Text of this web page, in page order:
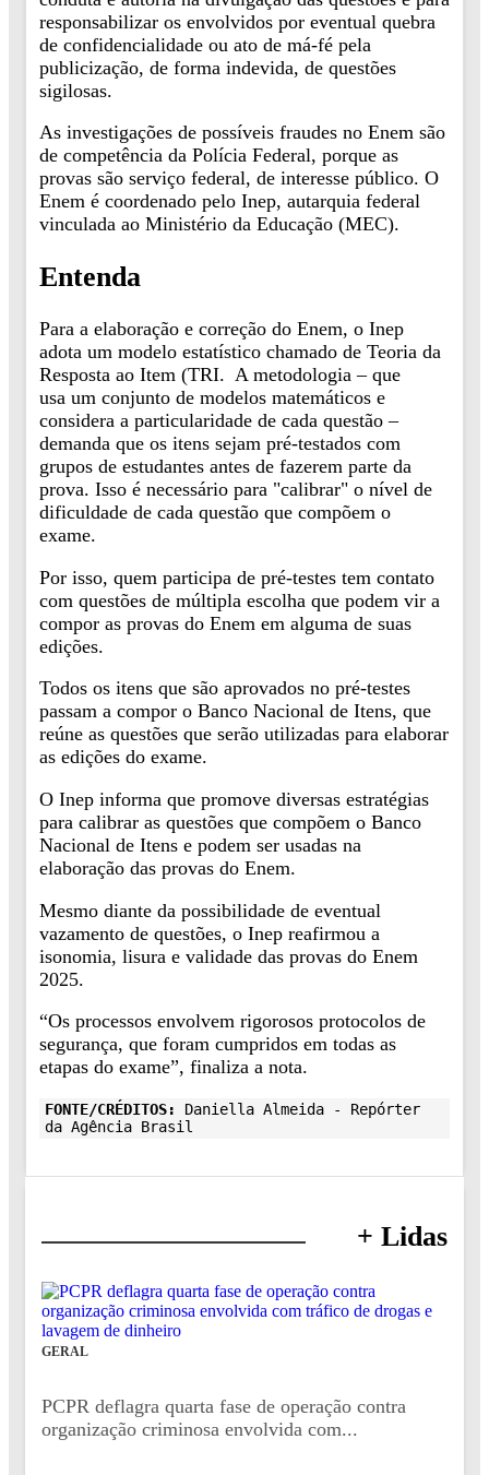
responsabilizar os envolvidos por eventual quebra
de confidencialidade ou ato de má-fé pela
publicização, de forma indevida, de questões
sigilosas.
As investigações de possíveis fraudes no Enem são
de competência da Polícia Federal, porque as
provas são serviço federal, de interesse público. O
Enem é coordenado pelo Inep, autarquia federal
vinculada ao Ministério da Educação (MEC).
Entenda
Para a elaboração e correção do Enem, o Inep
adota um modelo estatístico chamado de Teoria da
Resposta ao Item (TRI. A metodologia – que
usa um conjunto de modelos matemáticos e
considera a particularidade de cada questão –
demanda que os itens sejam pré-testados com
grupos de estudantes antes de fazerem parte da
prova. Isso é necessário para "calibrar" o nível de
dificuldade de cada questão que compõem o
exame.
Por isso, quem participa de pré-testes tem contato
com questões de múltipla escolha que podem vir a
compor as provas do Enem em alguma de suas
edições.
Todos os itens que são aprovados no pré-testes
passam a compor o Banco Nacional de Itens, que
reúne as questões que serão utilizadas para elaborar
as edições do exame.
O Inep informa que promove diversas estratégias
para calibrar as questões que compõem o Banco
Nacional de Itens e podem ser usadas na
elaboração das provas do Enem.
Mesmo diante da possibilidade de eventual
vazamento de questões, o Inep reafirmou a
isonomia, lisura e validade das provas do Enem
2025.
“Os processos envolvem rigorosos protocolos de
segurança, que foram cumpridos em todas as
etapas do exame”, finaliza a nota.
FONTE/CRÉDITOS:
Daniella Almeida - Repórter
da Agência Brasil
+ Lidas
GERAL
PCPR deflagra quarta fase de operação contra
organização criminosa envolvida com...